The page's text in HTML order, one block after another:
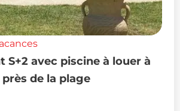
S+2 avec piscine à louer à
de la plage